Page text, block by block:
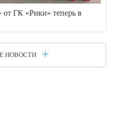
ГК «Рики» теперь в
НОВОСТИ